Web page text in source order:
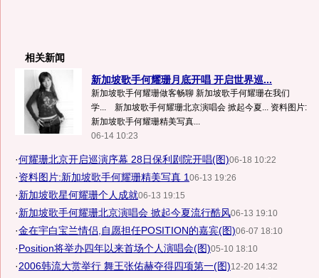
相关新闻
新加坡歌手何耀珊月底开唱 开启世界巡...
新加坡歌手何耀珊做客畅聊 新加坡歌手何耀珊在我们
学... 新加坡歌手何耀珊北京演唱会 掀起今夏... 资料图片:
新加坡歌手何耀珊精美写真...
06-14 10:23
·何耀珊北京开启巡演序幕 28日保利剧院开唱(图)06-18 10:22
·资料图片:新加坡歌手何耀珊精美写真 1 06-13 19:26
·新加坡歌星何耀珊个人成就06-13 19:15
·新加坡歌手何耀珊北京演唱会 掀起今夏流行酷风06-13 19:10
·金在宇白宝兰情侣,自愿担任POSITION的嘉宾(图)06-07 18:10
·Position将举办四年以来首场个人演唱会(图)05-10 18:10
·2006韩流大赏举行 舞王张佑赫夺得四项第一(图)12-20 14:32